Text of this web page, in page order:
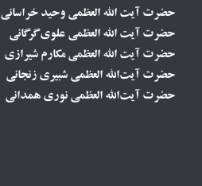
حضرت آیت الله العظمی وحید خراسانی
حضرت آیت الله العظمی علوی گرگانی
حضرت آیت الله العظمی مکارم شیرازی
حضرت آیت‌الله العظمی شبیری زنجانی
حضرت آیت‌الله العظمی نوری همدانی